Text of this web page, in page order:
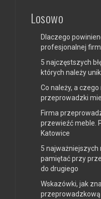
Losowo
Dlaczego
profesjonalnej
5 najczęstszych
których należy
Co należy, a
przeprowadzki
Firma
przewieźć meble.
Katowice
5 najważniejszych
pamiętać przy
do drugiego
Wskazówki, jak
przeprowadzkową